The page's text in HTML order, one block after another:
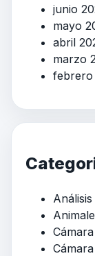
junio
mayo
abril
marzo
febrero